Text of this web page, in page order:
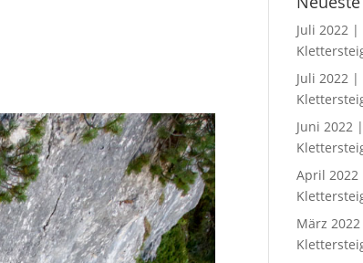
Juli 2022
Juli 2022
Juni 2022
April
März